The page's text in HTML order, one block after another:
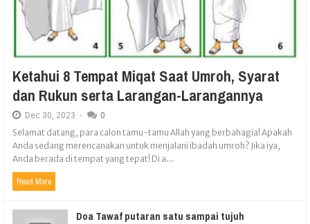
Ketahui 8 Tempat Miqat Saat Umroh, Syarat
dan Rukun serta Larangan-Larangannya
Dec 30, 2023 - 0
Selamat datang, para calon tamu-tamu Allah yang berbahagia! Apakah
Anda sedang merencanakan untuk menjalani ibadah umroh? Jika iya,
Anda berada di tempat yang tepat! Di a...
Read More
Doa Tawaf putaran satu sampai tujuh